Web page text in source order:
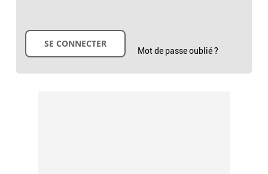
Mot de passe oublié ?